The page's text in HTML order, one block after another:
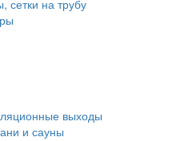
сетки на трубу
выходы
и сауны